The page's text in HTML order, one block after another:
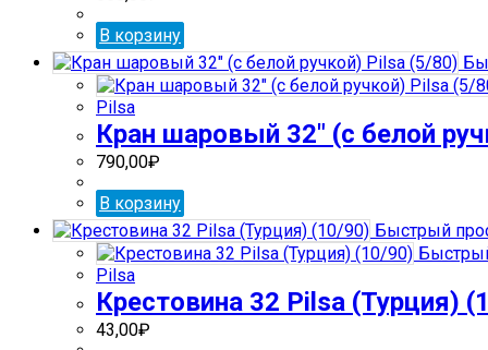
В корзину
Pilsa
Кран шаровый 32″ (с белой
790,00₽
В корзину
Быстрый
Pilsa
Крестовина 32 Pilsa (Турция)
43,00₽